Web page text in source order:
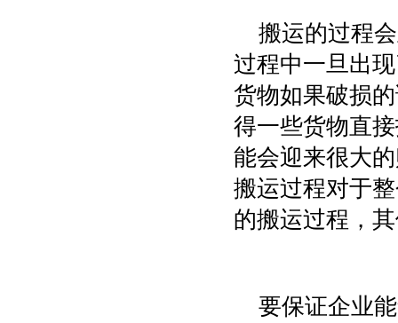
搬运的过程
过程中一旦出
货物如果破损
得一些货物直
能会迎来很大
搬运过程对于
的搬运过程，
要保证企业